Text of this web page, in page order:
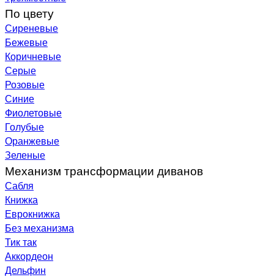
По цвету
Сиреневые
Бежевые
Коричневые
Серые
Розовые
Синие
Фиолетовые
Голубые
Оранжевые
Зеленые
Механизм трансформации диванов
Сабля
Книжка
Еврокнижка
Без механизма
Тик так
Аккордеон
Дельфин